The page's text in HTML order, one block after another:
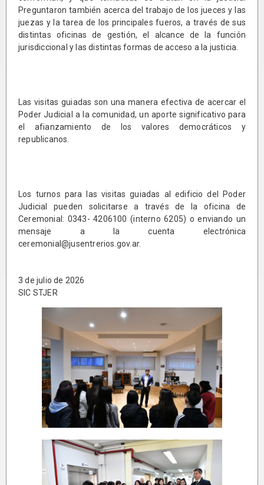
Preguntaron también acerca del trabajo de los jueces y las
juezas y la tarea de los principales fueros, a través de sus
distintas oficinas de gestión, el alcance de la función
jurisdiccional y las distintas formas de acceso a la justicia.
Las visitas guiadas son una manera efectiva de acercar el
Poder Judicial a la comunidad, un aporte significativo para
el afianzamiento de los valores democráticos y
republicanos.
Los turnos para las visitas guiadas al edificio del Poder
Judicial pueden solicitarse a través de la oficina de
Ceremonial: 0343- 4206100 (interno 6205) o enviando un
mensaje a la cuenta electrónica
ceremonial@jusentrerios.gov.ar.
3 de julio de 2026
SIC STJER